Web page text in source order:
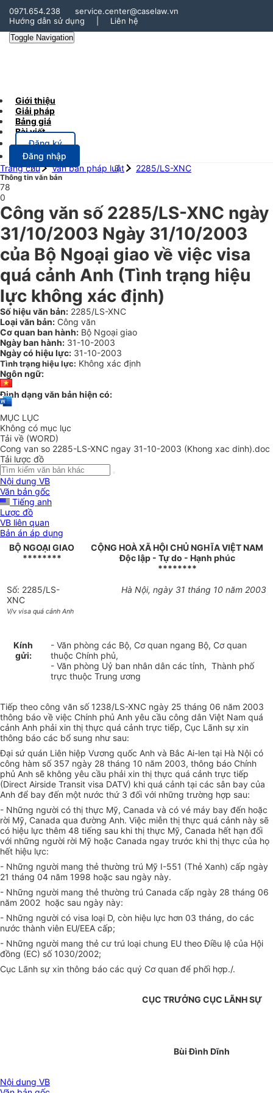
0971.654.238
service.center@caselaw.vn
Hướng dẫn sử dụng
Liên hệ
Toggle Navigation
Giới thiệu
Giải pháp
Bảng giá
Bài viết
Đăng ký
Đăng nhập
Trang chủ
Văn bản pháp luật 2285/LS-XNC
Thông tin văn bản
78
0
Công văn số 2285/LS-XNC ngày
31/10/2003 Ngày 31/10/2003
của Bộ Ngoại giao về việc visa
quá cảnh Anh (Tình trạng hiệu
lực không xác định)
Số hiệu văn bản: 2285/LS-XNC
Loại văn bản: Công văn
Cơ quan ban hành: Bộ Ngoại giao
Ngày ban hành: 31-10-2003
Ngày có hiệu lực: 31-10-2003
Tình trạng hiệu lực: Không xác định
Ngôn ngữ:
Định dạng văn bản hiện có:
MỤC LỤC
Không có mục lục
Tải về (WORD)
Cong van so 2285-LS-XNC ngay 31-10-2003 (Khong xac dinh).doc
Tải lược đồ
Nội dung VB
Văn bản gốc
Tiếng anh
Lược đồ
VB liên quan
Bản án áp dụng
BỘ NGOẠI GIAO
********
CỘNG HOÀ XÃ HỘI CHỦ NGHĨA VIỆT NAM
Độc lập - Tự do - Hạnh phúc
********
Số: 2285/LS-
XNC
V/v visa quá cảnh Anh
Hà Nội, ngày 31 tháng 10 năm 2003
Kính
gửi:
- Văn phòng các Bộ, Cơ quan ngang Bộ, Cơ quan
thuộc Chính phủ,
- Văn phòng Uỷ ban nhân dân các tỉnh, Thành phố
trực thuộc Trung ương
Tiếp theo công văn số 1238/LS-XNC ngày 25 tháng 06 năm 2003
thông báo về việc Chính phủ Anh yêu cầu công dân Việt Nam quá
cảnh Anh phải xin thị thực quá cảnh trực tiếp, Cục Lãnh sự xin
thông báo các bổ sung như sau:
Đại sứ quán Liên hiệp Vương quốc Anh và Bắc Ai-len tại Hà Nội có
công hàm số 357 ngày 28 tháng 10 năm 2003, thông báo Chính
phủ Anh sẽ không yêu cầu phải xin thị thực quá cảnh trực tiếp
(Direct Airside Transit visa DATV) khi quá cảnh tại các sân bay của
Anh để bay đến một nước thứ 3 đối với những trường hợp sau:
- Những người có thị thực Mỹ, Canada và có vé máy bay đến hoặc
rời Mỹ, Canada qua đường Anh. Việc miễn thị thực quá cảnh này sẽ
có hiệu lực thêm 48 tiếng sau khi thị thực Mỹ, Canada hết hạn đối
với những người rời Mỹ hoặc Canada ngay trước khi thị thực của họ
hết hiệu lực:
- Những người mang thẻ thường trú Mỹ I-551 (Thẻ Xanh) cấp ngày
21 tháng 04 năm 1998 hoặc sau ngày này.
- Những người mang thẻ thường trú Canada cấp ngày 28 tháng 06
năm 2002 hoặc sau ngày này:
- Những người có visa loại D, còn hiệu lực hơn 03 tháng, do các
nước thành viên EU/EEA cấp;
- Những người mang thẻ cư trú loại chung EU theo Điều lệ của Hội
đồng (EC) số 1030/2002;
Cục Lãnh sự xin thông báo các quý Cơ quan để phối hợp./.
CỤC TRƯỞNG CỤC LÃNH SỰ
Bùi Đình Dĩnh
Nội dung VB